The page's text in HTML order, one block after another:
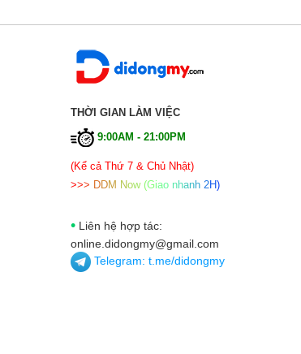
THỜI GIAN LÀM VIỆC
9:00AM - 21:00PM
(Kể cả Thứ 7 & Chủ Nhật)
>>> DDM Now (Giao nhanh 2H)
• Liên hệ hợp tác:
online.didongmy@gmail.com
Telegram: t.me/didongmy